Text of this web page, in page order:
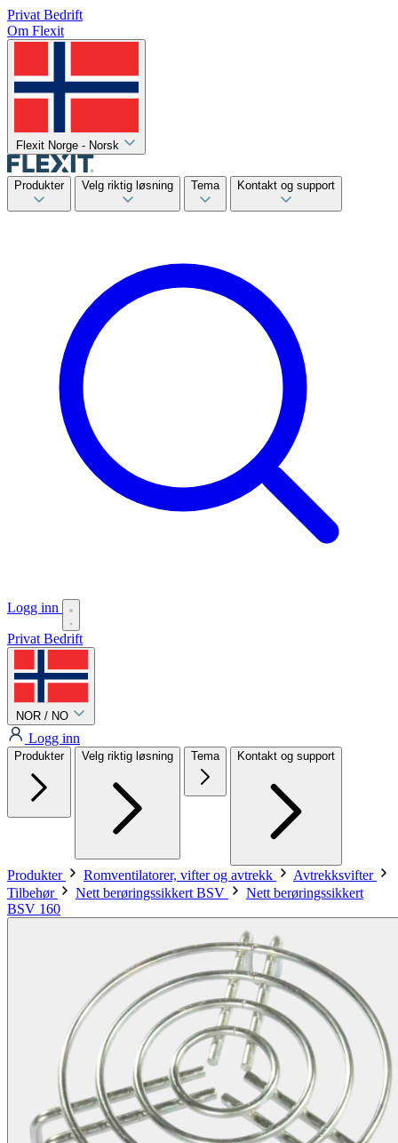
Privat Bedrift
Om Flexit
Flexit Norge - Norsk
Produkter Velg riktig løsning Tema Kontakt og support
Logg inn
Privat Bedrift
NOR / NO
Logg inn
Produkter Velg riktig løsning Tema Kontakt og support
Produkter Romventilatorer, vifter og avtrekk
Avtrekksvifter
Tilbehør
Nett berøringssikkert BSV
Nett berøringssikkert
BSV 160